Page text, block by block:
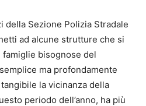
della Sezione Polizia Stradale
ad alcune strutture che si
bisognose del
ma profondamente
la vicinanza della
periodo dell’anno, ha più